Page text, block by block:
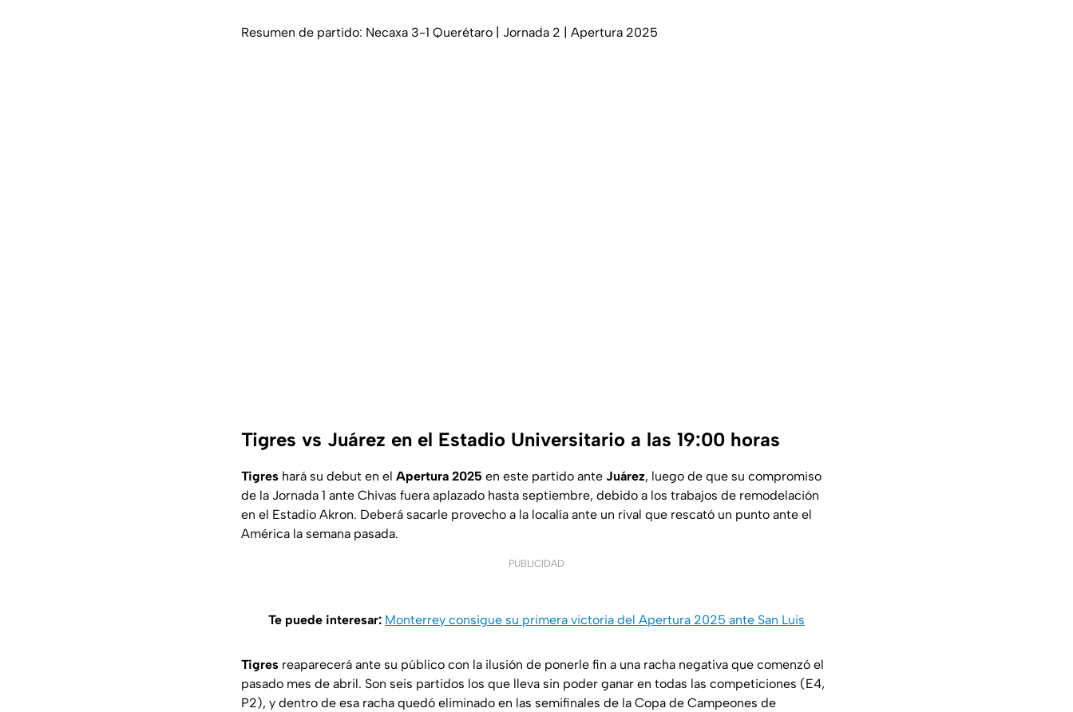
Resumen de partido: Necaxa 3-1 Querétaro | Jornada 2 | Apertura 2025
Tigres vs Juárez en el Estadio Universitario a las 19:00 horas
Tigres hará su debut en el Apertura 2025 en este partido ante Juárez, luego de que su compromiso
de la Jornada 1 ante Chivas fuera aplazado hasta septiembre, debido a los trabajos de remodelación
en el Estadio Akron. Deberá sacarle provecho a la localía ante un rival que rescató un punto ante el
América la semana pasada.
PUBLICIDAD
Te puede interesar: Monterrey consigue su primera victoria del Apertura 2025 ante San Luis
Tigres reaparecerá ante su público con la ilusión de ponerle fin a una racha negativa que comenzó el
pasado mes de abril. Son seis partidos los que lleva sin poder ganar en todas las competiciones (E4,
P2), y dentro de esa racha quedó eliminado en las semifinales de la Copa de Campeones de